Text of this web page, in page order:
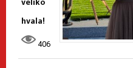
hvala!
406